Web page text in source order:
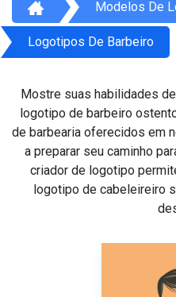
Modelos De
Logotipos De Barbeiro
Mostre suas habilidades
logotipo de barbeiro
de barbearia oferecidos em
a preparar seu caminho
criador de logotipo
logotipo de cabeleireiro